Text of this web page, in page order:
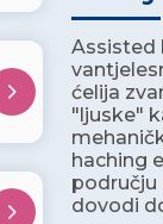
Assisted
ćelija
"ljuske"
haching
području
dovodi